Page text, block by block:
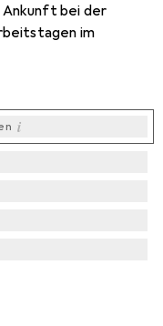
Ankunft bei der
im
i